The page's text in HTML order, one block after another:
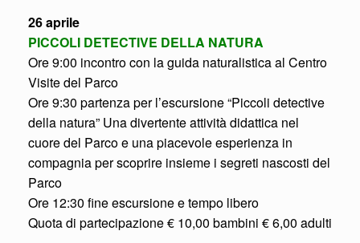
26 aprile
PICCOLI DETECTIVE DELLA NATURA
Ore 9:00 incontro con la guida naturalistica al Centro
Visite del Parco
Ore 9:30 partenza per l’escursione “Piccoli detective
della natura” Una divertente attività didattica nel
cuore del Parco e una piacevole esperienza in
compagnia per scoprire insieme i segreti nascosti del
Parco
Ore 12:30 fine escursione e tempo libero
Quota di partecipazione € 10,00 bambini € 6,00 adulti